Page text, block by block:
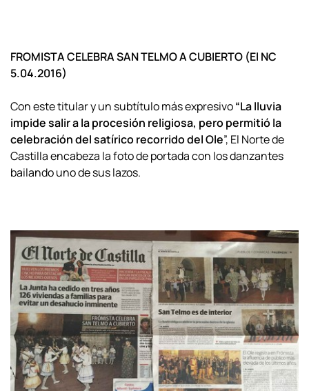
FROMISTA CELEBRA SAN TELMO A CUBIERTO (El NC
5.04.2016)
Con este titular y un subtítulo más expresivo“La lluvia
impide salir a la procesión religiosa, pero permitió la
celebración del satírico recorrido del Ole”, El Norte de
Castillaencabeza la foto de portada con los danzantes
bailando uno de sus lazos.